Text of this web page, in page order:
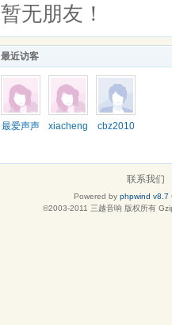
暂无朋友！
最近访客
最爱声声
xiacheng
cbz2010
联系我们
Powered by phpwind v8.7
©2003-2011 三越音响 版权所有